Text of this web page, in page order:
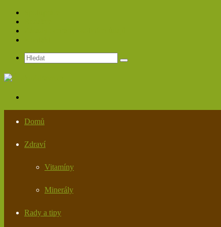
Hledat
Domů
Zdraví
Vitamíny
Minerály
Rady a tipy